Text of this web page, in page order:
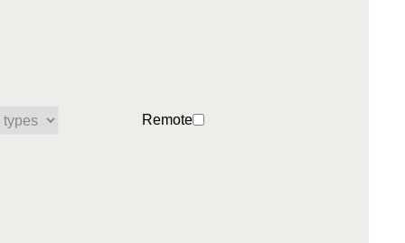
Remote